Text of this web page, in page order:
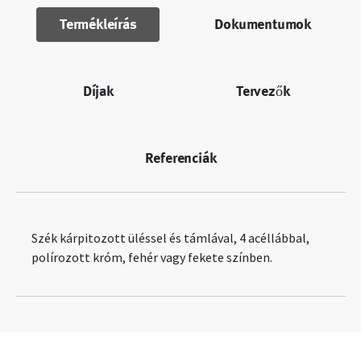
Termékleírás Dokumentumok
Díjak Tervezők
Referenciák
Szék kárpitozott üléssel és támlával, 4 acéllábbal,
polírozott króm, fehér vagy fekete színben.